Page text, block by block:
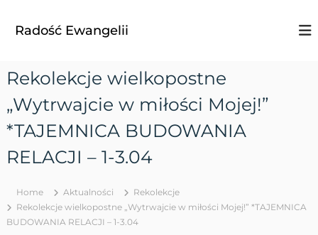
Radość Ewangelii
Rekolekcje wielkopostne
„Wytrwajcie w miłości Mojej!”
*TAJEMNICA BUDOWANIA
RELACJI – 1-3.04
Home Aktualności
Rekolekcje
Rekolekcje wielkopostne „Wytrwajcie w miłości Mojej!” *TAJEMNICA
BUDOWANIA RELACJI – 1-3.04